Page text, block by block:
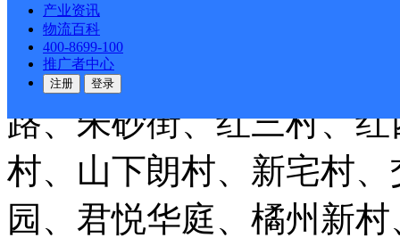
产业资讯
物流百科
400-8699-100
推广者中心
注册 登录
路、食品街、九峰路、
路、东浦路、黄椒路、
路、朱砂街、红三村、
村、山下朗村、新宅村
园、君悦华庭、橘州新